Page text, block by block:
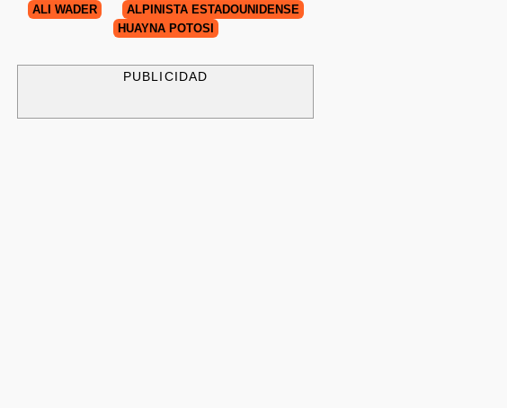
ALI WADER
ALPINISTA ESTADOUNIDENSE
HUAYNA POTOSÍ
PUBLICIDAD